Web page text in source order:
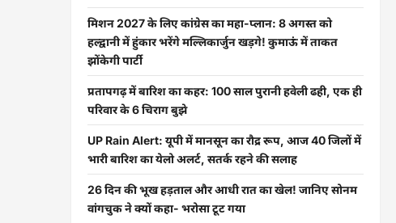
मिशन 2027 के लिए कांग्रेस का महा-प्लान: 8 अगस्त को
हल्द्वानी में हुंकार भरेंगे मल्लिकार्जुन खड़गे! कुमाऊं में ताकत
झोंकेगी पार्टी
प्रतापगढ़ में बारिश का कहर: 100 साल पुरानी हवेली ढही, एक ही
परिवार के 6 चिराग बुझे
UP Rain Alert: यूपी में मानसून का रौद्र रूप, आज 40 जिलों में
भारी बारिश का येलो अलर्ट, सतर्क रहने की सलाह
26 दिन की भूख हड़ताल और आधी रात का खेल! जानिए सोनम
वांगचुक ने क्यों कहा- भरोसा टूट गया